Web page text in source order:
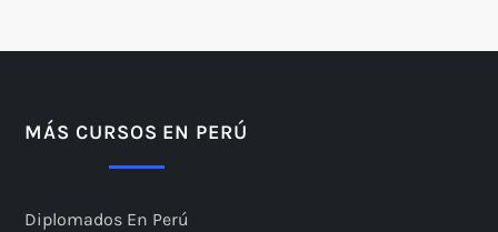
MÁS CURSOS EN PERÚ
Diplomados En Perú